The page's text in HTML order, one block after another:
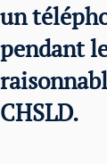
un
pendant
CHSLD.